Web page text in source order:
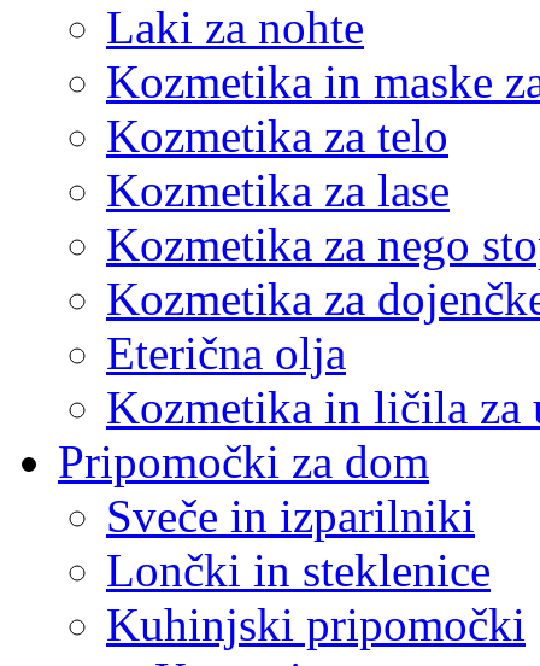
Laki za nohte
Kozmetika in maske
Kozmetika za telo
Kozmetika za lase
Kozmetika za nego
Kozmetika za
Eterična olja
Kozmetika in ličila za
Pripomočki za dom
Sveče in izparilniki
Lončki in steklenice
Kuhinjski pripomočki